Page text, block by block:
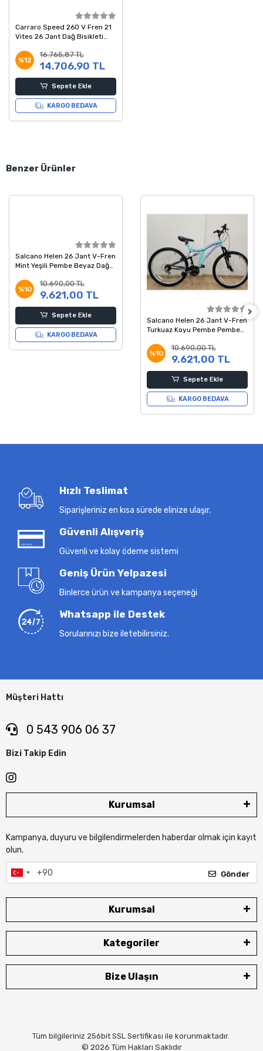
Carraro Speed 260 V Fren 21
Vites 26 Jant Dağ Bisikleti
%12
16.765,87 TL
14.706,90 TL
Sepete Ekle
KARGO BEDAVA
Benzer Ürünler
Salcano Helen 26 Jant V-Fren
Mint Yeşili Pembe Beyaz Dağ
%10
10.690,00 TL
9.621,00 TL
Sepete Ekle
KARGO BEDAVA
Salcano Helen 26 Jant V-Fren
Turkuaz Koyu Pembe Pembe
%10
10.690,00 TL
9.621,00 TL
Sepete Ekle
KARGO BEDAVA
Hızlı Teslimat
Siparişleriniz en kısa sürede elinize ulaşır.
Güvenli Alışveriş
Güvenli ve kolay ödeme sistemi
Geniş Ürün Yelpazesi
Binlerce ürün ve kampanya seçeneği
Whatsapp ile Destek
Sorularınızı bize iletebilirsiniz.
Müşteri Hattı
0 543 906 06 37
Bizi Takip Edin
Kurumsal
Kampanya, duyuru ve bilgilendirmelerden haberdar olmak için kayıt
olun.
Gönder
Kurumsal
Kategoriler
Bize Ulaşın
Tüm bilgileriniz 256bit SSL Sertifikası ile korunmaktadır.
© 2026 Tüm Hakları Saklıdır